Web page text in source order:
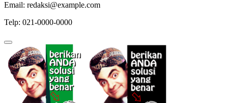
Email: redaksi@example.com
Telp: 021-0000-0000